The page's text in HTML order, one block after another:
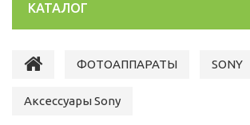
КАТАЛОГ
ФОТОАППАРАТЫ SONY
Аксессуары Sony